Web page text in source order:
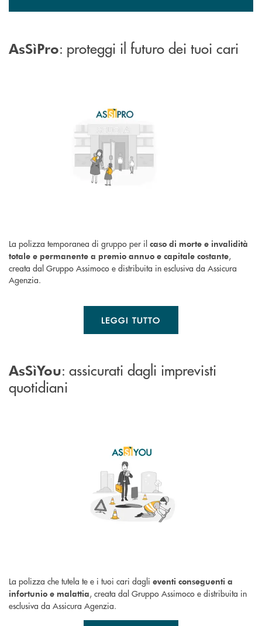
AsSìPro: proteggi il futuro dei tuoi cari
La polizza temporanea di gruppo per il caso di morte e invalidità
totale e permanente a premio annuo e capitale costante,
creata dal Gruppo Assimoco e distribuita in esclusiva da Assicura
Agenzia.
LEGGI TUTTO
AsSìYou: assicurati dagli imprevisti
quotidiani
La polizza che tutela te e i tuoi cari dagli eventi conseguenti a
infortunio e malattia, creata dal Gruppo Assimoco e distribuita in
esclusiva da Assicura Agenzia.